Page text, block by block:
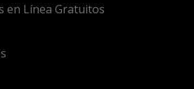
en Línea Gratuitos